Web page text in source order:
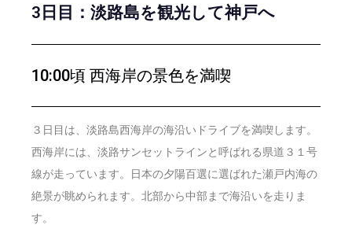
3日目：淡路島を観光して神戸へ
10:00頃 西海岸の景色を満喫
３日目は、淡路島西海岸の海沿いドライブを満喫します。
西海岸には、淡路サンセットラインと呼ばれる県道３１号
線が走っています。日本の夕陽百選に選ばれた瀬戸内海の
絶景が眺められます。北部から中部まで海沿いを走りま
す。